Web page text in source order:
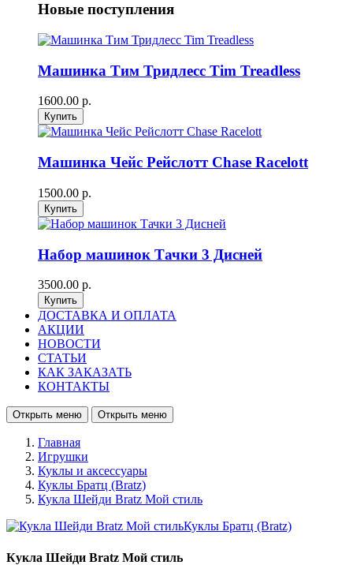
Новые поступления
Машинка Тим Тридлесс Tim Treadless
1600.00 р.
Машинка Чейс Рейслотт Chase Racelott
1500.00 р.
Набор машинок Тачки 3 Дисней
3500.00 р.
ДОСТАВКА И ОПЛАТА
АКЦИИ
НОВОСТИ
СТАТЬИ
КАК ЗАКАЗАТЬ
КОНТАКТЫ
Открыть меню Открыть меню
Главная
Игрушки
Куклы и аксессуары
Куклы Братц (Bratz)
Кукла Шейди Bratz Мой стиль
Кукла Шейди Bratz Мой стиль